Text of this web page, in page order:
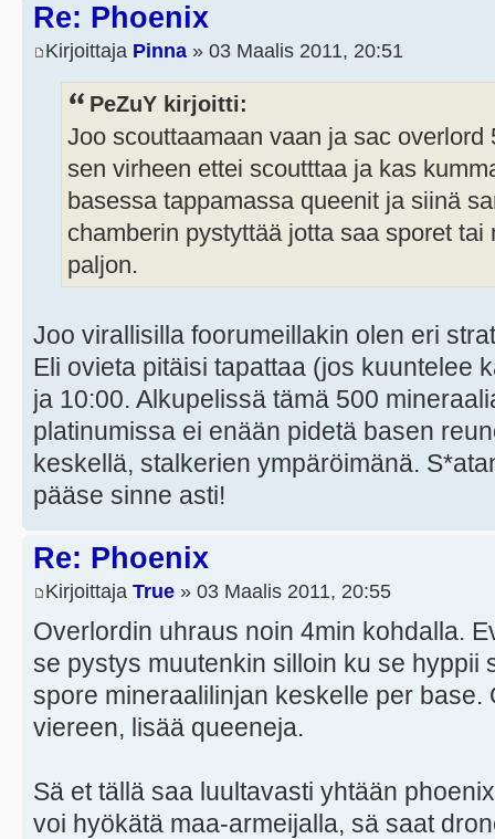
Re: Phoenix
Kirjoittaja Pinna » 03 Maalis 2011, 20:51
PeZuY kirjoitti:
Joo scouttaamaan vaan ja sac
sen virheen ettei scoutttaa ja kas
basessa tappamassa queenit ja siinä
chamberin pystyttää jotta saa sporet
paljon.
Joo virallisilla foorumeillakin olen eri
Eli ovieta pitäisi tapattaa (jos kuuntelee
ja 10:00. Alkupelissä tämä 500
platinumissa ei enään pidetä basen
keskellä, stalkerien ympäröimänä.
pääse sinne asti!
Re: Phoenix
Kirjoittaja True » 03 Maalis 2011, 20:55
Overlordin uhraus noin 4min kohdalla.
se pystys muutenkin silloin ku se hyppii
spore mineraalilinjan keskelle per base.
viereen, lisää queeneja.
Sä et tällä saa luultavasti yhtään
voi hyökätä maa-armeijalla, sä saat